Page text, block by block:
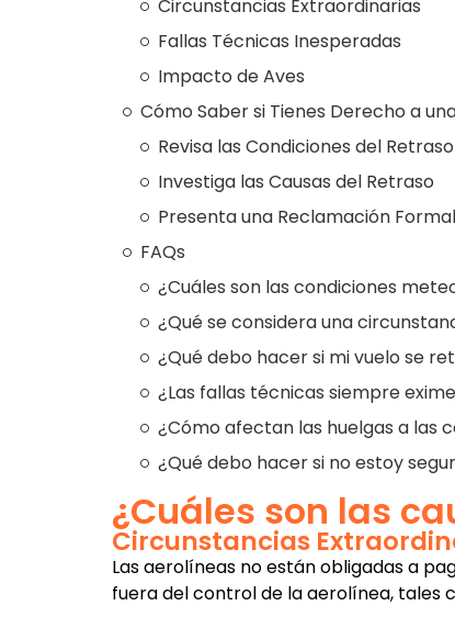
Circunstancias Extraordinarias
Fallas Técnicas Inesperadas
Impacto de Aves
Cómo Saber si Tienes Derecho a
Revisa las Condiciones del Retraso
Investiga las Causas del Retraso
Presenta una Reclamación Formal
FAQs
¿Cuáles son las condiciones
¿Qué se considera una
¿Qué debo hacer si mi vuelo se
¿Las fallas técnicas siempre
¿Cómo afectan las huelgas a las
¿Qué debo hacer si no estoy
¿Cuáles son las
Circunstancias
Las aerolíneas no están obligadas a
fuera del control de la aerolínea, tales